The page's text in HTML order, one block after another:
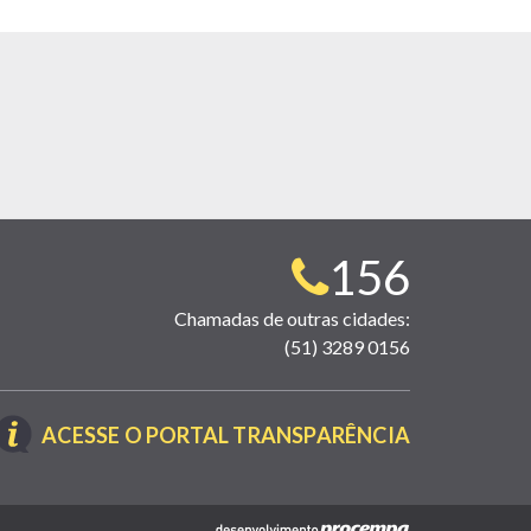
Telefone
para
contato:
156
Chamadas de outras cidades:
(51) 3289 0156
ACESSE O PORTAL TRANSPARÊNCIA(LINK